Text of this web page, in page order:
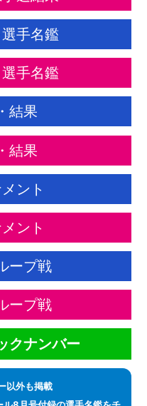
手名鑑
手名鑑
結果
結果
ント
ント
ープ戦
ープ戦
クナンバー
以外も掲載